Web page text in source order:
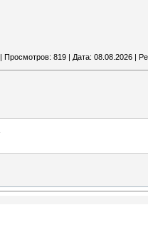
| Просмотров: 819 | Дата: 08.08.2026 |